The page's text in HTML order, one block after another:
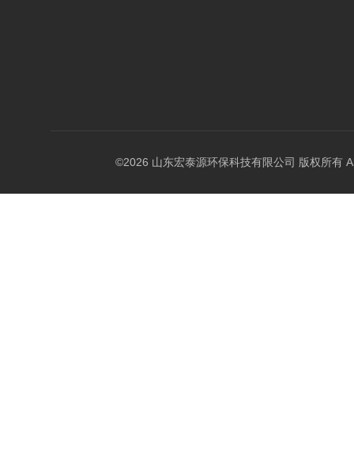
©2026 山东宏泰源环保科技有限公司 版权所有